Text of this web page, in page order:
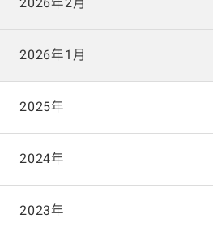
2026年2月
2026年1月
2025年
2025年12月
2025年11月
2024年
2024年12月
2023年